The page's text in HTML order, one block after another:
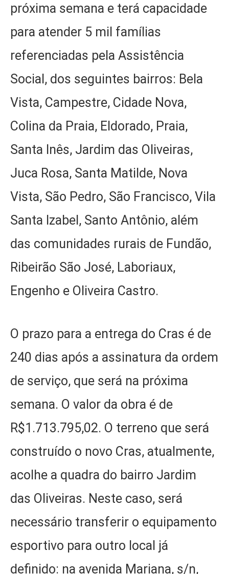
próxima semana e terá capacidade
para atender 5 mil famílias
referenciadas pela Assistência
Social, dos seguintes bairros: Bela
Vista, Campestre, Cidade Nova,
Colina da Praia, Eldorado, Praia,
Santa Inês, Jardim das Oliveiras,
Juca Rosa, Santa Matilde, Nova
Vista, São Pedro, São Francisco, Vila
Santa Izabel, Santo Antônio, além
das comunidades rurais de Fundão,
Ribeirão São José, Laboriaux,
Engenho e Oliveira Castro.
O prazo para a entrega do Cras é de
240 dias após a assinatura da ordem
de serviço, que será na próxima
semana. O valor da obra é de
R$1.713.795,02. O terreno que será
construído o novo Cras, atualmente,
acolhe a quadra do bairro Jardim
das Oliveiras. Neste caso, será
necessário transferir o equipamento
esportivo para outro local já
definido: na avenida Mariana, s/n,